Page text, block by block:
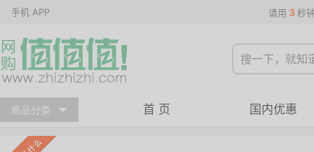
手机 APP 请用 3 秒
商品分类 首 页 国内优惠